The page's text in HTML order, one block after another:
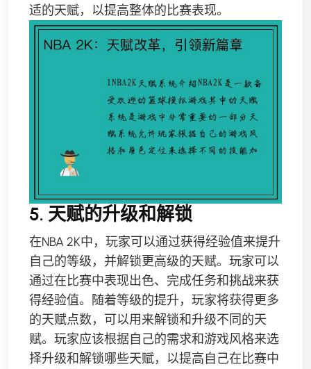
适的天赋，以提高整体的比赛表现。
5. 天赋的升级和解锁
在NBA 2K中，玩家可以通过获得经验值来提升
自己的等级，并解锁更高级的天赋。玩家可以
通过在比赛中表现出色、完成任务和挑战来获
得经验值。随着等级的提升，玩家将获得更多
的天赋点数，可以用来解锁和升级不同的天
赋。玩家应该根据自己的需求和游戏风格来选
择升级和解锁哪些天赋，以提高自己在比赛中